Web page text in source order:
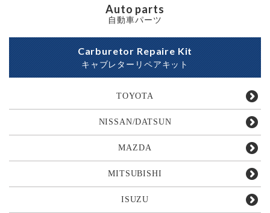
Auto parts
自動車パーツ
Carburetor Repaire Kit
キャブレターリペアキット
TOYOTA
NISSAN/DATSUN
MAZDA
MITSUBISHI
ISUZU